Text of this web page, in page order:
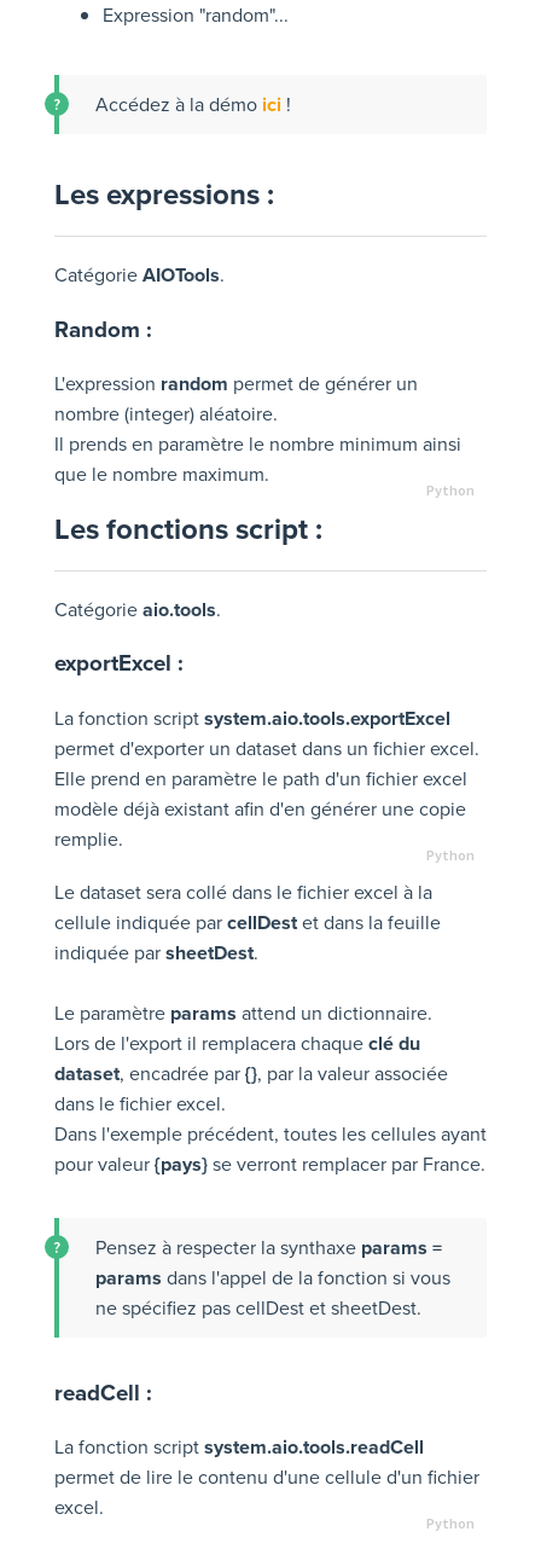
Expression "random"...
Accédez à la démo ici!
Les expressions :
CatégorieAIOTools.
Random :
L'expression random permet de générer un
nombre (integer) aléatoire.
Il prends en paramètre le nombre minimum ainsi
que le nombre maximum.
Les fonctions script :
Catégorieaio.tools.
exportExcel :
La fonction scriptsystem.aio.tools.exportExcel
permet d'exporter un dataset dans un fichier excel.
Elle prend en paramètre le path d'un fichier excel
modèle déjà existant afin d'en générer une copie
remplie.
Le dataset sera collé dans le fichier excel à la
cellule indiquée parcellDestet dans la feuille
indiquée parsheetDest.
Le paramètre params attend un dictionnaire.
Lors de l'export il remplacera chaqueclé du
dataset, encadrée par{}, par la valeur associée
dans le fichier excel.
Dans l'exemple précédent, toutes les cellules ayant
pour valeur{pays}se verront remplacer par France.
Pensez à respecter la synthaxe params =
params dans l'appel de la fonction si vous
ne spécifiez pas cellDest et sheetDest.
readCell :
La fonction scriptsystem.aio.tools.readCell
permet de lire le contenu d'une cellule d'un fichier
excel.